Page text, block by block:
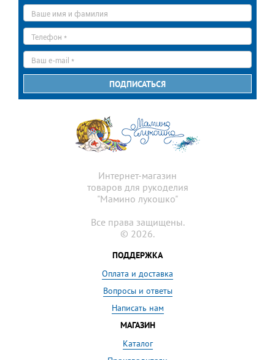
имя
*
mail
*
ПОДПИСАТЬСЯ
Интернет-магазин
товаров для рукоделия
"Мамино лукошко"
Все права защищены.
© 2026.
ПОДДЕРЖКА
Оплата и доставка
Вопросы и ответы
Написать нам
МАГАЗИН
Каталог